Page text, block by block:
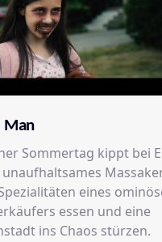
Man
Sommertag kippt bei
eines
essen und eine
ins Chaos stürzen.